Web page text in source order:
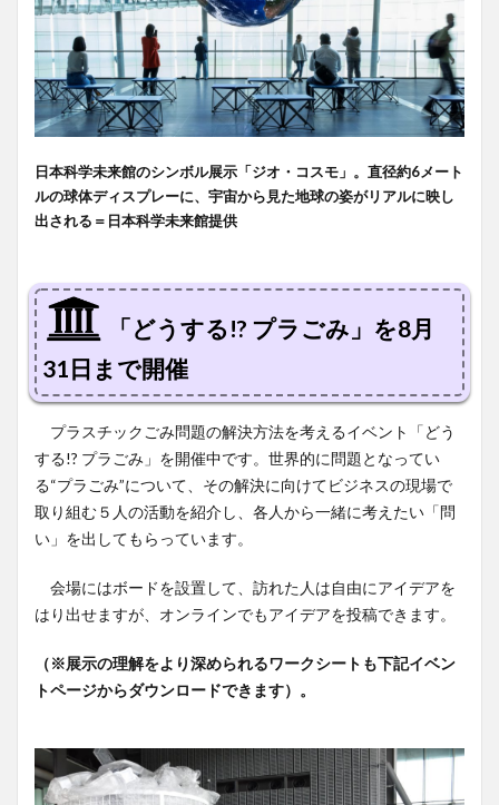
日本科学未来館のシンボル展示「ジオ・コスモ」。直径約6メート
ルの球体ディスプレーに、宇宙から見た地球の姿がリアルに映し
出される＝日本科学未来館提供
「どうする!? プラごみ」を8月
31日まで開催
プラスチックごみ問題の解決方法を考えるイベント「どう
する!? プラごみ」を開催中です。世界的に問題となってい
る“プラごみ”について、その解決に向けてビジネスの現場で
取り組む５人の活動を紹介し、各人から一緒に考えたい「問
い」を出してもらっています。
会場にはボードを設置して、訪れた人は自由にアイデアを
はり出せますが、オンラインでもアイデアを投稿できます。
（※展示の理解をより深められるワークシートも下記イベン
トページからダウンロードできます）。